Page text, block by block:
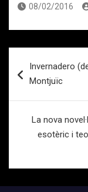
08/02/2016
de
Invernadero
Montjuïc
La nova
esotèric i